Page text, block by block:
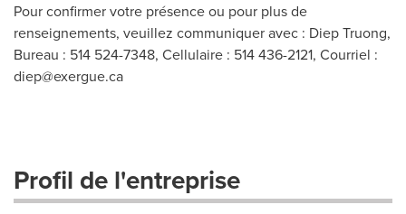
Pour confirmer votre présence ou pour plus de
renseignements, veuillez communiquer avec : Diep Truong,
Bureau : 514 524-7348, Cellulaire : 514 436-2121, Courriel :
diep@exergue.ca
Profil de l'entreprise